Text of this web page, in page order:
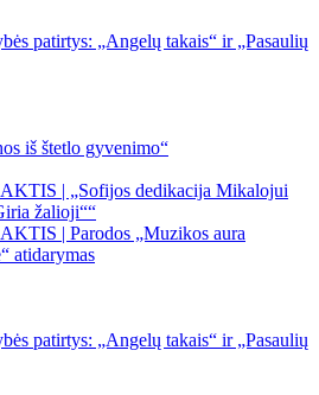
patirtys: „Angelų takais“ ir „Pasaulių
iš štetlo gyvenimo“
| „Sofijos dedikacija Mikalojui
žalioji““
| Parodos „Muzikos aura
atidarymas
patirtys: „Angelų takais“ ir „Pasaulių